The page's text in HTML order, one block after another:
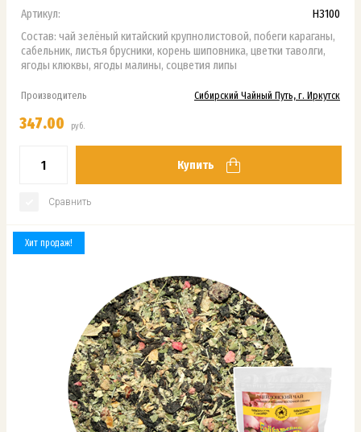
Артикул:
НЗ100
Состав: чай зелёный китайский крупнолистовой, побеги караганы,
сабельник, листья брусники, корень шиповника, цветки таволги,
ягоды клюквы, ягоды малины, соцветия липы
Производитель Сибирский Чайный Путь, г. Иркутск
347.00 руб.
Купить
Сравнить
Хит продаж!